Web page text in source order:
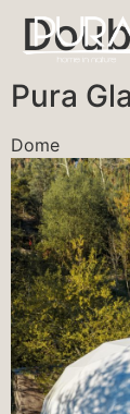
Pura
Dome